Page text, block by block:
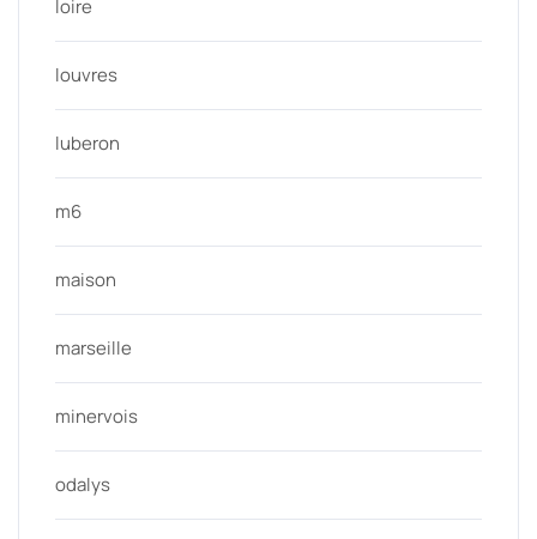
loire
louvres
luberon
m6
maison
marseille
minervois
odalys